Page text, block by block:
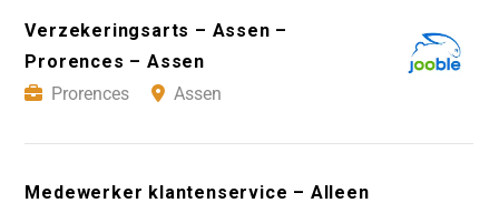
Verzekeringsarts – Assen –
Prorences – Assen
Prorences
Assen
Medewerker klantenservice – Alleen